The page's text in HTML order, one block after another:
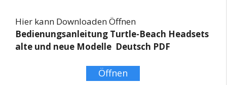
Hier kann Downloaden Öffnen
Bedienungsanleitung Turtle-Beach Headsets
alte und neue Modelle Deutsch PDF
Öffnen